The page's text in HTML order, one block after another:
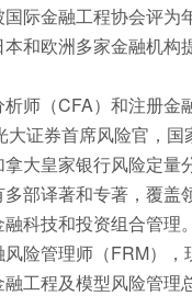
际金融工程协会评为
和欧洲多家金融机构
师（CFA）和注册金
大证券首席风险官，
大皇家银行风险定量
部译著和专著，覆盖
科技和投资组合管理。
险管理师（FRM），
工程及模型风险管理